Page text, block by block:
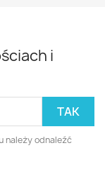
i
należy odnaleźć